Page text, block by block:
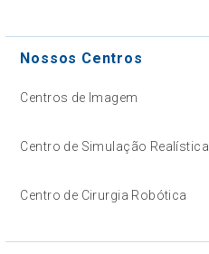
Nossos Centros
Centros de Imagem
Centro de Simulação Realística
Centro de Cirurgia Robótica